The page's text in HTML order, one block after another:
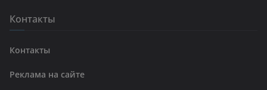
Контакты
Контакты
Реклама на сайте